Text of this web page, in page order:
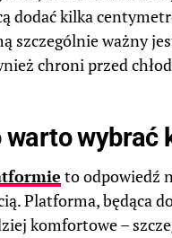
dodać kilka
szczególnie ważny
chroni przed
warto wybrać
to odpowiedź
Platforma, będąca
komfortowe –